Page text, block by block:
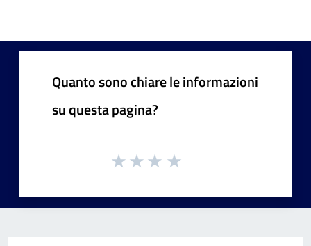
Quanto sono chiare le informazioni
su questa pagina?